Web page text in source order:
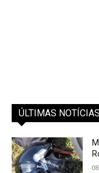
ÚLTIMAS NOTÍCIAS